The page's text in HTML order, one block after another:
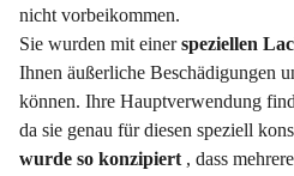
nicht vorbeikommen.
Sie wurden mit einerspeziellen
Ihnen äußerliche Beschädigungen
können. Ihre Hauptverwendung
da sie genau für diesen speziell
wurde so konzipiert , dass